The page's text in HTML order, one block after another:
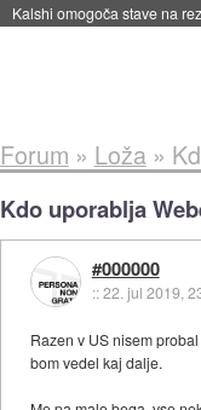
Sandisk že prodal več kot
Forum » Loža»
Kdo uporablja
#000000
::22. jul 2019,
Razen v US nisem
bom vedel kaj dalje.